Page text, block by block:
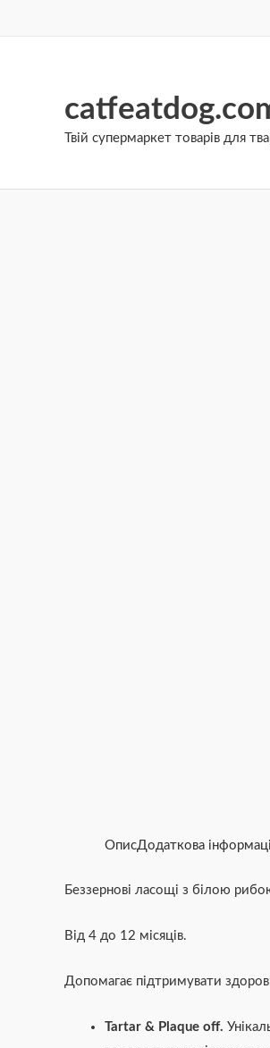
Твій супермаркет товарів для
ОписДодаткова
Беззернові ласощі з білою
Від 4 до 12 місяців.
Допомагає підтримувати
Tartar & Plaque off.